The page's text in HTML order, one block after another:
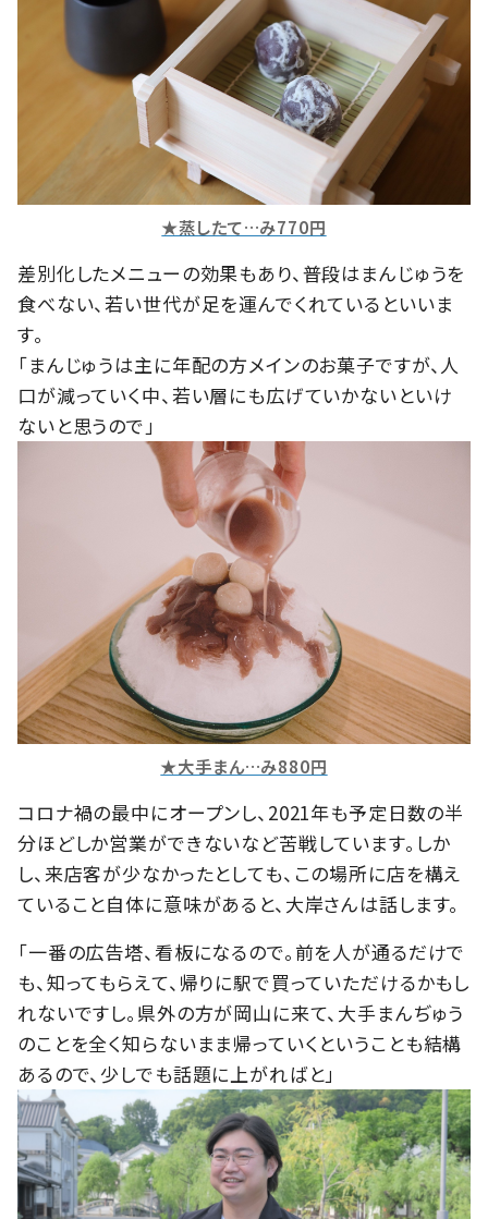
★蒸したて…み770円
差別化したメニューの効果もあり、普段はまんじゅうを
食べない、若い世代が足を運んでくれているといいま
す。
「まんじゅうは主に年配の方メインのお菓子ですが、人
口が減っていく中、若い層にも広げていかないといけ
ないと思うので」
★大手まん…み880円
コロナ禍の最中にオープンし、2021年も予定日数の半
分ほどしか営業ができないなど苦戦しています。しか
し、来店客が少なかったとしても、この場所に店を構え
ていること自体に意味があると、大岸さんは話します。
「一番の広告塔、看板になるので。前を人が通るだけで
も、知ってもらえて、帰りに駅で買っていただけるかもし
れないですし。県外の方が岡山に来て、大手まんぢゅう
のことを全く知らないまま帰っていくということも結構
あるので、少しでも話題に上がればと」